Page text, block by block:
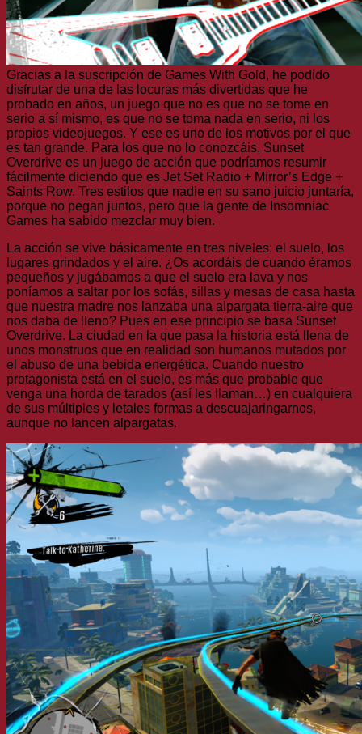
Gracias a la suscripción de Games With Gold, he podido
disfrutar de una de las locuras más divertidas que he
probado en años, un juego que no es que no se tome en
serio a sí mismo, es que no se toma nada en serio, ni los
propios videojuegos. Y ese es uno de los motivos por el que
es tan grande. Para los que no lo conozcáis, Sunset
Overdrive es un juego de acción que podríamos resumir
fácilmente diciendo que es Jet Set Radio + Mirror’s Edge +
Saints Row. Tres estilos que nadie en su sano juicio juntaría,
porque no pegan juntos, pero que la gente de Insomniac
Games ha sabido mezclar muy bien.
La acción se vive básicamente en tres niveles: el suelo, los
lugares grindados y el aire. ¿Os acordáis de cuando éramos
pequeños y jugábamos a que el suelo era lava y nos
poníamos a saltar por los sofás, sillas y mesas de casa hasta
que nuestra madre nos lanzaba una alpargata tierra-aire que
nos daba de lleno? Pues en ese principio se basa Sunset
Overdrive. La ciudad en la que pasa la historia está llena de
unos monstruos que en realidad son humanos mutados por
el abuso de una bebida energética. Cuando nuestro
protagonista está en el suelo, es más que probable que
venga una horda de tarados (así les llaman…) en cualquiera
de sus múltiples y letales formas a descuajaringarnos,
aunque no lancen alpargatas.